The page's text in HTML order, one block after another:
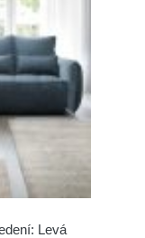
Levá